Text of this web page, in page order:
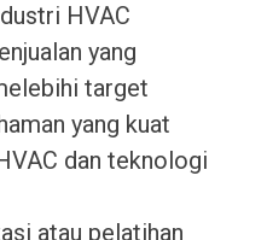
HVAC
yang
target
yang kuat
dan teknologi
atau pelatihan